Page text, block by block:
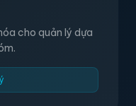
cho quản lý dựa